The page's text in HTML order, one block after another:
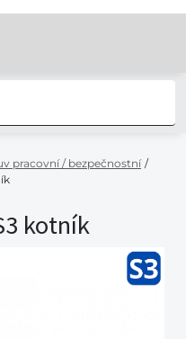
pracovní / bezpečnostní /
kotník